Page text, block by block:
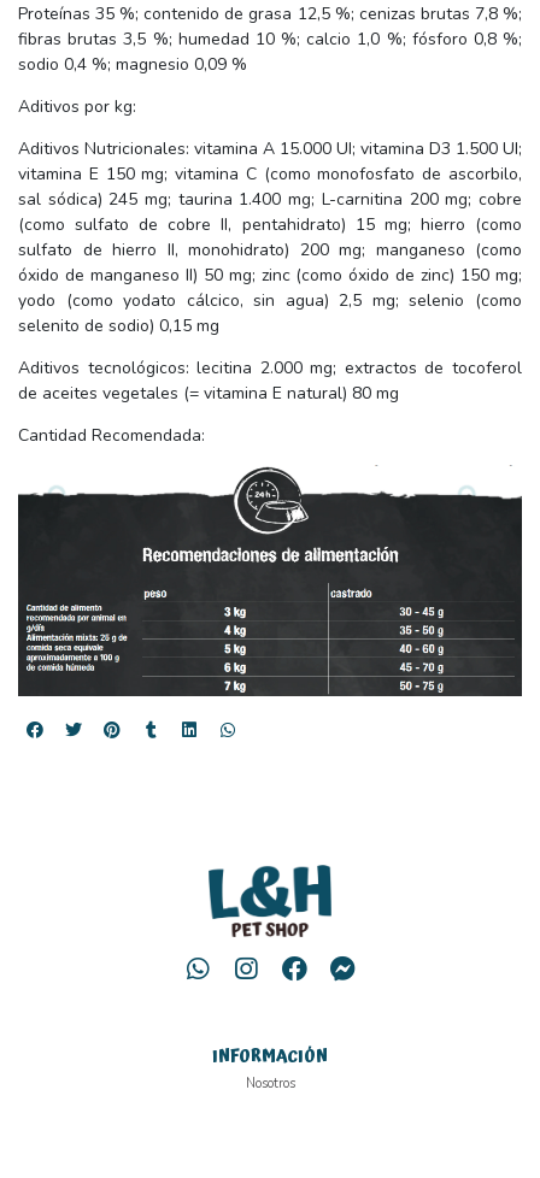
Proteínas 35 %; contenido de grasa 12,5 %; cenizas brutas 7,8 %;
fibras brutas 3,5 %; humedad 10 %; calcio 1,0 %; fósforo 0,8 %;
sodio 0,4 %; magnesio 0,09 %
Aditivos por kg:
Aditivos Nutricionales: vitamina A 15.000 UI; vitamina D3 1.500 UI;
vitamina E 150 mg; vitamina C (como monofosfato de ascorbilo,
sal sódica) 245 mg; taurina 1.400 mg; L-carnitina 200 mg; cobre
(como sulfato de cobre II, pentahidrato) 15 mg; hierro (como
sulfato de hierro II, monohidrato) 200 mg; manganeso (como
óxido de manganeso II) 50 mg; zinc (como óxido de zinc) 150 mg;
yodo (como yodato cálcico, sin agua) 2,5 mg; selenio (como
selenito de sodio) 0,15 mg
Aditivos tecnológicos: lecitina 2.000 mg; extractos de tocoferol
de aceites vegetales (= vitamina E natural) 80 mg
Cantidad Recomendada:
INFORMACIÓN
Nosotros